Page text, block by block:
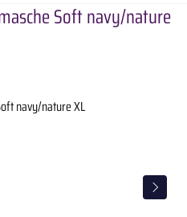
Soft navy/nature